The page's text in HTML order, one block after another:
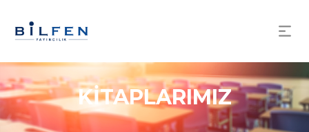
KİTAPLARIMIZ